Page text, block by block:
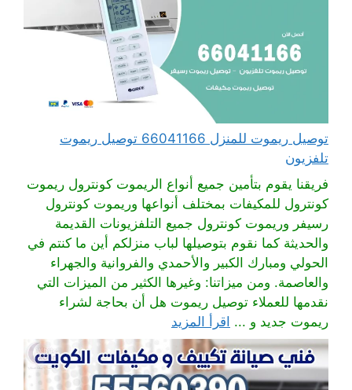
توصيل ريموت للمنزل 66041166 توصيل ريموت
تلفزيون
فريقنا يقوم بتأمين جميع أنواع الريموت كونترول ريموت
كونترول للمكيفات بمختلف أنواعها وريموت كونترول
رسيفر وريموت كونترول جميع التلفزيونات القديمة
والحديثة كما نقوم بتوصيلها لباب منزلكم أين ما كنتم في
الحولي ومبارك الكبير والأحمدي والفروانية والجهراء
والعاصمة. ومن ميزاتنا: وغيرها الكثير من الميزات التي
نقدمها للعملاء توصيل ريموت هل أن بحاجة لشراء
ريموت جديد و ... اقرأ المزيد